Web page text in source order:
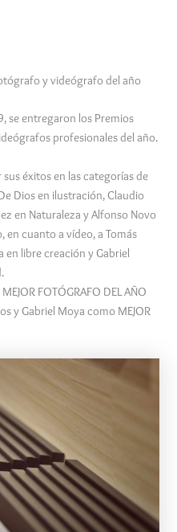
y videógrafo del año
se entregaron los Premios
profesionales del año.
éxitos en las categorías de
Dios en ilustración, Claudio
en Naturaleza y Alfonso Novo
cuanto a vídeo, a Tomás
en libre creación y Gabriel
FOTÓGRAFO DEL AÑO
y Gabriel Moya como MEJOR